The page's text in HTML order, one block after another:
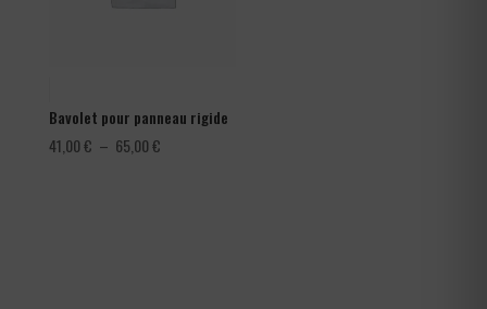
Bavolet pour panneau rigide
41,00€ – 65,00€Plage